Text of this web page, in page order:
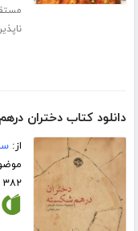
ناپذیر
دانلود کتاب دختران
از:
۳۸۲ صفحه